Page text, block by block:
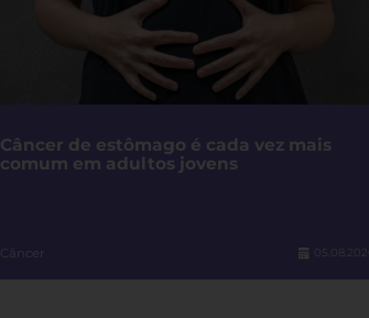
Câncer de estômago é cada vez mais
comum em adultos jovens
Câncer 05.08.2026